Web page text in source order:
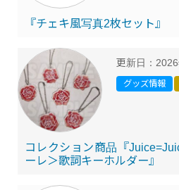
『チェキ風写真2枚セット』
更新日：
コレクション商品『
ーレ＞歌詞キーホルダー』
グッズ情報